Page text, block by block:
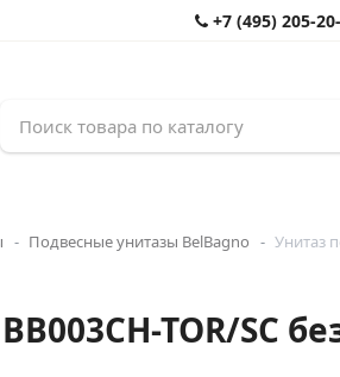
+7 (495) 205-
Подвесные унитазы BelBagno Унитаз
TOR/SC